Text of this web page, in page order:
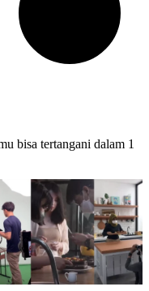
bisa tertangani dalam 1